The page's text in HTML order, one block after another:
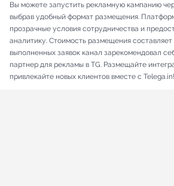
Вы можете запустить рекламную кампанию
выбрав удобный формат размещения.
прозрачные условия сотрудничества и
аналитику. Стоимость размещения составляет
выполненных заявок канал зарекомендовал
партнер для рекламы в TG. Размещайте
привлекайте новых клиентов вместе с Telega.in!